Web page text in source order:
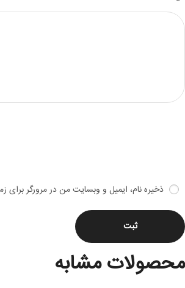
ذخیره نام، ایمیل و وبسایت من در مرورگر برای
محصولات مشابه